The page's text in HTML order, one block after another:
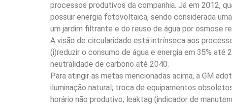
processos produtivos da companhia. Já em 2012,
possuir energia fotovoltaica, sendo considerada
um jardim filtrante e do reuso de água por osmose
A visão de circularidade está intrínseca aos
(i)reduzir o consumo de água e energia em 35%
neutralidade de carbono até 2040.
Para atingir as metas mencionadas acima, a GM
iluminação natural; troca de equipamentos
horário não produtivo; leaktag (indicador de